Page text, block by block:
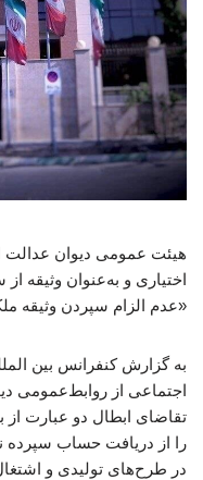
هیئت عمومی دیوان عدالت
اختیاری و به‌عنوان وثیقه
«عدم الزام سپردن وثیقه
به گزارش کنفرانس بین
اجتماعی از روابط‌عمومی
تقاضای ابطال دو عبارت
را از دریافت حساب سپرده
در طرح‌های تولیدی و